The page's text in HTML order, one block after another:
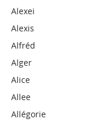
Alexei
Alexis
Alfréd
Alger
Alice
Allee
Allégorie